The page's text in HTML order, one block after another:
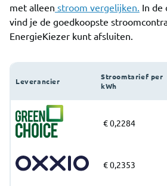
met alleen stroom vergelijken. In de
vind je de goedkoopste
EnergieKiezer kunt afsluiten.
Leverancier
Stroomtarief per
kWh
€ 0,2284
€ 0,2353